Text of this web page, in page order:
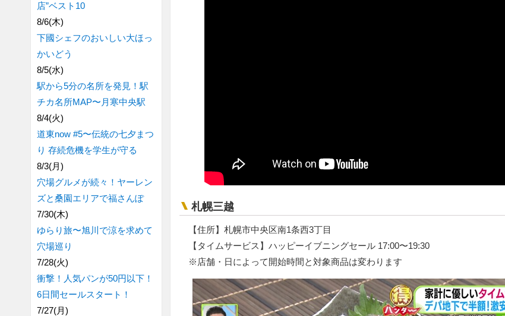
札幌三越
【住所】札幌市中央区南1条西3丁目
【タイムサービス】ハッピーイブニングセール 17:00〜19:30
※店舗・日によって開始時間と対象商品は変わります
店”ベスト10
8/6(木)
下國シェフのおいしい大ほっ
かいどう
8/5(水)
駅から5分の名所を発見！駅
チカ名所MAP〜月寒中央駅
8/4(火)
道東now #5〜伝統の七夕まつ
り 存続危機を学生が守る
8/3(月)
穴場グルメが続々！ヤーレン
ズと桑園エリアで福さんぽ
7/30(木)
ゆらり旅〜旭川で涼を求めて
穴場巡り
7/28(火)
衝撃！人気パンが50円以下！
6日間セールスタート！
7/27(月)